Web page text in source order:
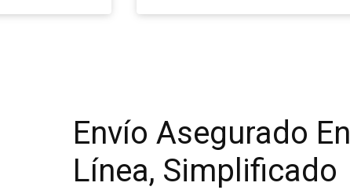
Envío Asegurado En
Línea, Simplificado